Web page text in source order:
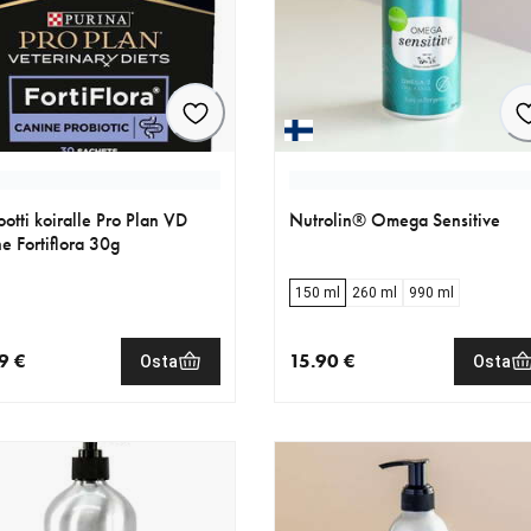
koiralle Pro Plan VD
Fortiflora 30g
€ Osta
Nutrolin® Omega Sensitive
150 ml 260 ml 990 ml
15.90 € Osta